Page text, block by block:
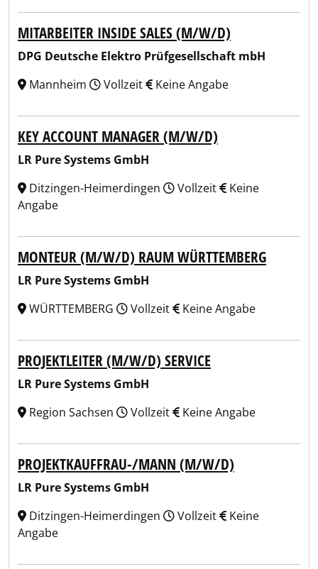
MITARBEITER INSIDE SALES (M/W/D)
DPG Deutsche Elektro Prüfgesellschaft mbH
Mannheim
Vollzeit Keine Angabe
KEY ACCOUNT MANAGER (M/W/D)
LR Pure Systems GmbH
Ditzingen-Heimerdingen
Vollzeit
Keine
Angabe
MONTEUR (M/W/D) RAUM WÜRTTEMBERG
LR Pure Systems GmbH
WÜRTTEMBERG
Vollzeit Keine Angabe
PROJEKTLEITER (M/W/D) SERVICE
LR Pure Systems GmbH
Region Sachsen
Vollzeit Keine Angabe
PROJEKTKAUFFRAU-/MANN (M/W/D)
LR Pure Systems GmbH
Ditzingen-Heimerdingen
Vollzeit
Keine
Angabe